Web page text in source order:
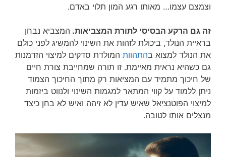
וצמצם עצמו… מאותו רגע המון תלוי באדם.
זה גם הרקע הבסיסי לתורת המצביאות. המצביא נבחן
בראיית הנולד, ביכולת לזהות את השינוי להמשיג לפני כולם
את הנולד למצוא בהתהוות המולדת סדקים למיצוי הזדמנות
גם כשהיא נראית מאיימת. זו תורה שמחייבת צורת חיים
של חיכוך מתמיד עם המציאות רק מתוך החיכוך הצמוד
ניתן ללמוד על קווי המתאר למגמות השינוי ולנווט ביזמות
למיצוי הפוטנציאל שאיש עדין לא זיהה ואיש לא בחן כיצד
מנצלים אותו לטובה.